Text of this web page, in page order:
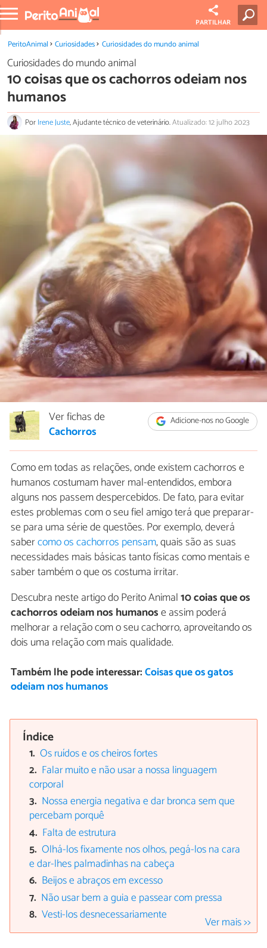
PARTILHAR
PeritoAnimal Curiosidades Curiosidades do mundo animal
Curiosidades do mundo animal
10 coisas que os cachorros odeiam nos
humanos
PorIrene Juste, Ajudante técnico de veterinário.Atualizado: 12 julho 2023
Adicione-nos no Google
Ver fichas de
Cachorros
Como em todas as relações, onde existem cachorros e
humanos costumam haver mal-entendidos, embora
alguns nos passem despercebidos. De fato, para evitar
estes problemas com o seu fiel amigo terá que preparar-
se para uma série de questões. Por exemplo, deverá
sabercomo os cachorros pensam, quais são as suas
necessidades mais básicas tanto físicas como mentais e
saber também o que os costuma irritar.
Descubra neste artigo do Perito Animal10 coias que os
cachorros odeiam nos humanose assim poderá
melhorar a relação com o seu cachorro, aproveitando os
dois uma relação com mais qualidade.
Também lhe pode interessar:Coisas que os gatos
odeiam nos humanos
Índice
Os ruídos e os cheiros fortes
Falar muito e não usar a nossa linguagem
corporal
Nossa energia negativa e dar bronca sem que
percebam porquê
Falta de estrutura
Olhá-los fixamente nos olhos, pegá-los na cara
e dar-lhes palmadinhas na cabeça
Beijos e abraços em excesso
Não usar bem a guia e passear com pressa
Vesti-los desnecessariamente
Ver mais >>